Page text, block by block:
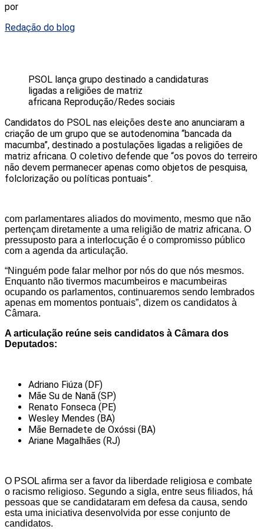
por
Redação do blog
PSOL lança grupo destinado a candidaturas
ligadas a religiões de matriz
africana Reprodução/Redes sociais
Candidatos do PSOL nas eleições deste ano anunciaram a
criação de um grupo que se autodenomina “bancada da
macumba”, destinado a postulações ligadas a religiões de
matriz africana. O coletivo defende que “os povos do terreiro
não devem permanecer apenas como objetos de pesquisa,
folclorização ou políticas pontuais”.
com parlamentares aliados do movimento, mesmo que não
pertençam diretamente a uma religião de matriz africana. O
pressuposto para a interlocução é o compromisso público
com a agenda da articulação.
“Ninguém pode falar melhor por nós do que nós mesmos.
Enquanto não tivermos macumbeiros e macumbeiras
ocupando os parlamentos, continuaremos sendo lembrados
apenas em momentos pontuais”, dizem os candidatos à
Câmara.
A articulação reúne seis candidatos à Câmara dos
Deputados:
Adriano Fiúza (DF)
Mãe Su de Nanã (SP)
Renato Fonseca (PE)
Wesley Mendes (BA)
Mãe Bernadete de Oxóssi (BA)
Ariane Magalhães (RJ)
O PSOL afirma ser a favor da liberdade religiosa e combate
o racismo religioso. Segundo a sigla, entre seus filiados, há
pessoas que se candidataram em defesa da causa, sendo
esta uma iniciativa desenvolvida por esse conjunto de
candidatos.